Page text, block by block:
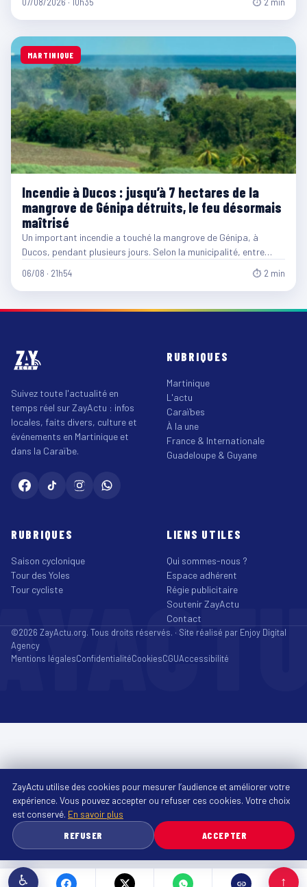
MARTINIQUE
Incendie à Ducos : jusqu’à 7 hectares de la
mangrove de Génipa détruits, le feu désormais
maîtrisé
Un important incendie a touché la mangrove de Génipa, à
Ducos, pendant plusieurs jours. Selon la municipalité, entre…
06/08 · 21h54 ⏱ 2 min
Suivez toute l'actualité en
temps réel sur ZayActu : infos
locales, faits divers, culture et
événements en Martinique et
dans la Caraïbe.
RUBRIQUES
Martinique
L'actu
Caraïbes
À la une
France & Internationale
Guadeloupe & Guyane
RUBRIQUES
Saison cyclonique
Tour des Yoles
Tour cycliste
LIENS UTILES
Qui sommes-nous ?
Espace adhérent
Régie publicitaire
Soutenir ZayActu
Contact
©2026 ZayActu.org. Tous droits réservés. · Site réalisé par Enjoy Digital
Agency
Mentions légalesConfidentialitéCookiesCGUAccessibilité
♿ ↑
ZayActu utilise des cookies pour mesurer l’audience et améliorer votre
expérience. Vous pouvez accepter ou refuser ces cookies. Votre choix
est conservé. En savoir plus
REFUSER
ACCEPTER